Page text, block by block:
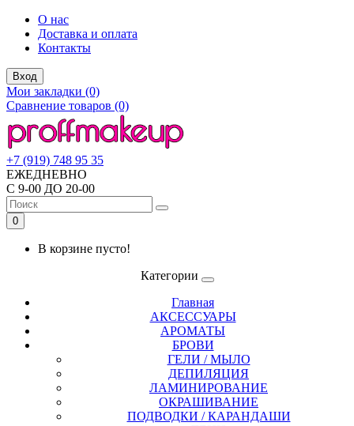
О нас
Доставка и оплата
Контакты
Вход
Мои закладки (0)
Сравнение товаров (0)
+7 (919) 748 95 35
ЕЖЕДНЕВНО
С 9-00 ДО 20-00
0
В корзине пусто!
Категории
Главная
АКСЕССУАРЫ
АРОМАТЫ
БРОВИ
ГЕЛИ / МЫЛО
ДЕПИЛЯЦИЯ
ЛАМИНИРОВАНИЕ
ОКРАШИВАНИЕ
ПОДВОДКИ / КАРАНДАШИ